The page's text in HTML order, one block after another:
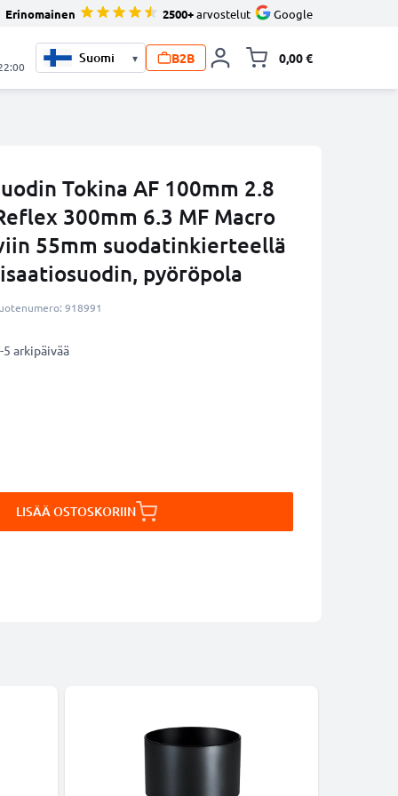
Erinomainen 2500+arvostelut Google
▾ B2B 0,00 €
Tokina AF 100mm 2.8
300mm 6.3 MF Macro
55mm suodatinkierteellä
pyöröpola
918991
arkipäivää
LISÄÄ OSTOSKORIIN